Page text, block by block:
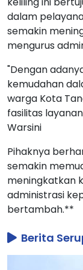
dalam
semakin
mengurus
"Dengan
kemudahan
warga Kota
fasilitas
Warsini
Pihaknya
semakin
meningkatkan
administrasi
bertambah.**
Berita